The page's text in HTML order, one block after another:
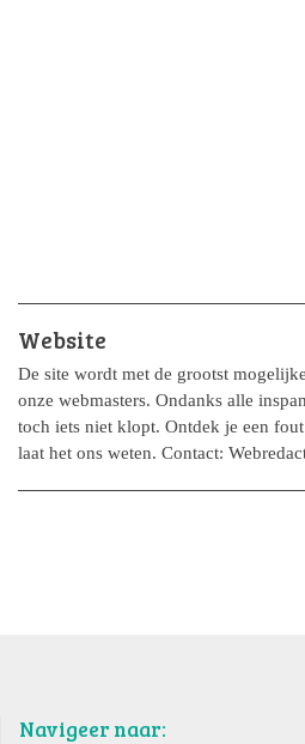
Website
De site wordt met de grootst
onze webmasters. Ondanks alle
toch iets niet klopt. Ontdek je een
laat het ons weten. Contact:
Navigeer naar: